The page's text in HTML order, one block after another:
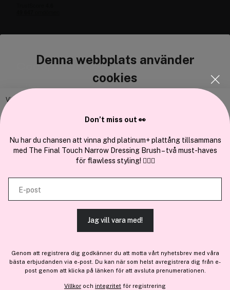
Denna webbplats använder
cookies
Vi använder enhetsidentifierare för att anpassa innehållet och
och annan information från din enhet till de sociala medier och annons-
och analysföretag som vi samarbetar med. Dessa kan i sin tur
kombinera informationen med annan information som du har
tillhandahållit eller som de har samlat in när du har använt deras
tjänster.
TILLÅT ALLA COOKIES
VISA DETALJER
Cocopanda.se
En del avBrandsdal Group AS
Don’t miss out 👀
Nu har du chansen att vinna ghd platinum+ plattång tillsammans
med The Final Touch Narrow Dressing Brush – två must-haves
för flawless styling! 💇‍♀️✨
E-post
Jag vill vara med!
Genom att registrera dig godkänner du att motta vårt nyhetsbrev med våra
bästa erbjudanden via e-post. Du kan när som helst avregistrera dig från e-
post genom att klicka på länken för att avsluta prenumerationen.
Villkor och integritet för registrering